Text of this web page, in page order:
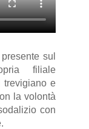
sul
filiale
trevigiano e
la volontà
con